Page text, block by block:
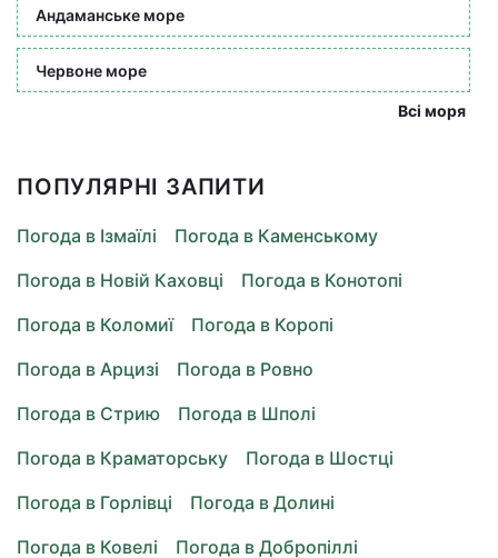
Андаманське море
Червоне море
Всі моря
ПОПУЛЯРНІ ЗАПИТИ
Погода в Ізмаїлі
Погода в Каменському
Погода в Новій Каховці
Погода в Конотопі
Погода в Коломиї
Погода в Коропі
Погода в Арцизі
Погода в Ровно
Погода в Стрию
Погода в Шполі
Погода в Краматорську
Погода в Шостці
Погода в Горлівці
Погода в Долині
Погода в Ковелі
Погода в Добропіллі